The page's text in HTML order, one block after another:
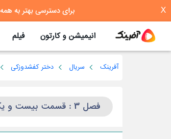
X
انیمیشن و کارتون فیلم
آفرینک سریال دختر کفشدوزکی
فصل 3 : قسمت بیست و یکم